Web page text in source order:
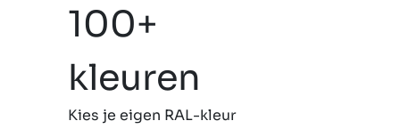
100+
kleuren
Kies je eigen RAL-kleur